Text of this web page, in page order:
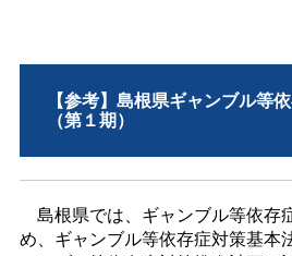
【参考】島根県ギャンブル等
（第１期）
島根県では、ギャンブル等依存
め、ギャンブル等依存症対策基本